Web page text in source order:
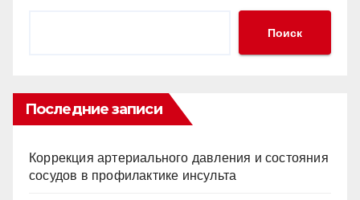
Поиск
Последние записи
Коррекция артериального давления и состояния
сосудов в профилактике инсульта